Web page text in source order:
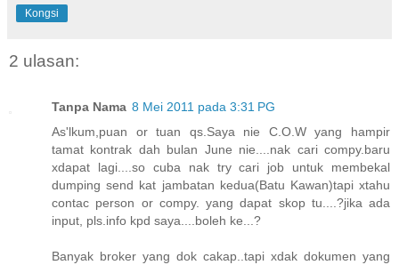
Kongsi
2 ulasan:
Tanpa Nama 8 Mei 2011 pada 3:31 PG
As'lkum,puan or tuan qs.Saya nie C.O.W yang hampir
tamat kontrak dah bulan June nie....nak cari compy.baru
xdapat lagi....so cuba nak try cari job untuk membekal
dumping send kat jambatan kedua(Batu Kawan)tapi xtahu
contac person or compy. yang dapat skop tu....?jika ada
input, pls.info kpd saya....boleh ke...?
Banyak broker yang dok cakap..tapi xdak dokumen yang